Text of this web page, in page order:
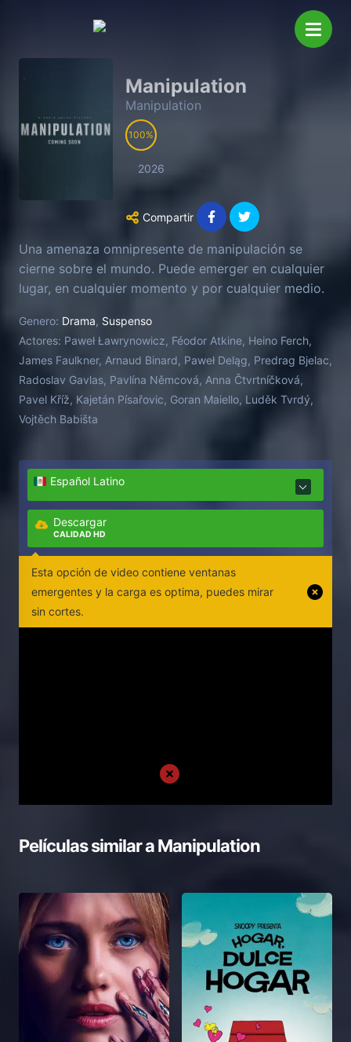
Manipulation
Manipulation
100
2026
Compartir
Una amenaza omnipresente de manipulación se
cierne sobre el mundo. Puede emerger en cualquier
lugar, en cualquier momento y por cualquier medio.
Genero: Drama, Suspenso
Actores: Paweł Ławrynowicz, Féodor Atkine, Heino Ferch,
James Faulkner, Arnaud Binard, Paweł Deląg, Predrag Bjelac,
Radoslav Gavlas, Pavlína Němcová, Anna Čtvrtníčková,
Pavel Kříž, Kajetán Písařovic, Goran Maiello, Luděk Tvrdý,
Vojtěch Babišta
Español Latino
Descargar
CALIDAD HD
Esta opción de video contiene ventanas
emergentes y la carga es optima, puedes mirar
sin cortes.
Películas similar aManipulation